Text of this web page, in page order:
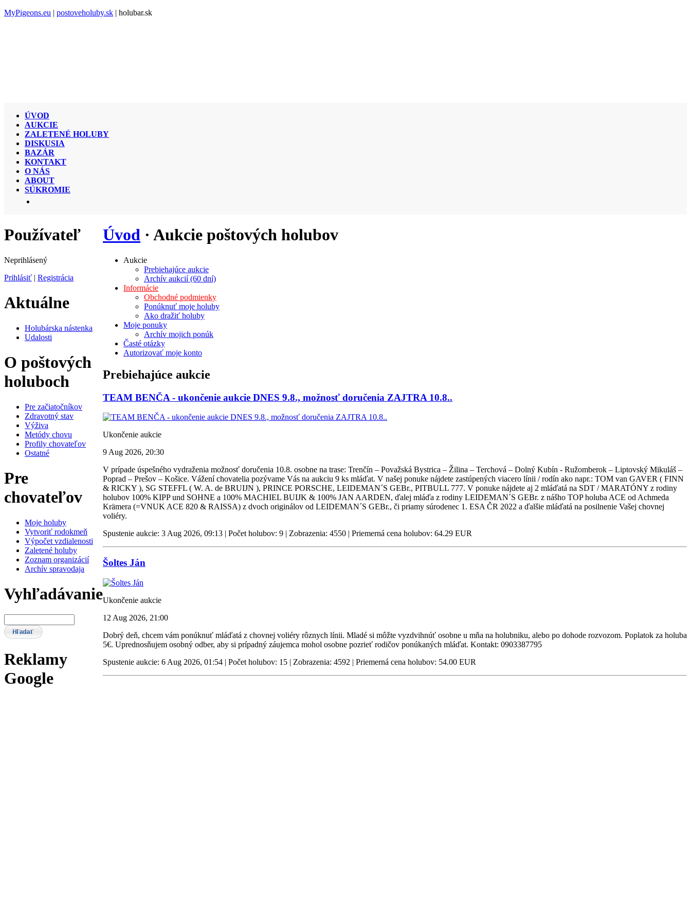
MyPigeons.eu | postoveholuby.sk | holubar.sk
ÚVOD
AUKCIE
ZALETENÉ HOLUBY
DISKUSIA
BAZÁR
KONTAKT
O NÁS
ABOUT
SÚKROMIE
Používateľ
Neprihlásený
Prihlásiť | Registrácia
Aktuálne
Holubárska nástenka
Udalosti
O poštových
holuboch
Pre začiatočníkov
Zdravotný stav
Výživa
Metódy chovu
Profily chovateľov
Ostatné
Pre
chovateľov
Moje holuby
Vytvoriť rodokmeň
Výpočet vzdialenosti
Zaletené holuby
Zoznam organizácií
Archív spravodaja
Vyhľadávanie
Reklamy
Google
Úvod · Aukcie poštových holubov
Aukcie
Prebiehajúce aukcie
Archív aukcií (60 dní)
Informácie
Obchodné podmienky
Ponúknuť moje holuby
Ako dražiť holuby
Moje ponuky
Archív mojich ponúk
Časté otázky
Autorizovať moje konto
Prebiehajúce aukcie
TEAM BENČA - ukončenie aukcie DNES 9.8., možnosť doručenia ZAJTRA 10.8..
Ukončenie aukcie
9 Aug 2026, 20:30
V prípade úspešného vydraženia možnosť doručenia 10.8. osobne na trase: Trenčín – Považská Bystrica – Žilina – Terchová – Dolný Kubín - Ružomberok – Liptovský Mikuláš –
Poprad – Prešov – Košice. Vážení chovatelia pozývame Vás na aukciu 9 ks mláďat. V našej ponuke nájdete zastúpených viacero línii / rodín ako napr.: TOM van GAVER ( FINN
& RICKY ), SG STEFFL ( W. A. de BRUIJN ), PRINCE PORSCHE, LEIDEMAN´S GEBr., PITBULL 777. V ponuke nájdete aj 2 mláďatá na SDT / MARATÓNY z rodiny
holubov 100% KIPP und SOHNE a 100% MACHIEL BUIJK & 100% JAN AARDEN, ďalej mláďa z rodiny LEIDEMAN´S GEBr. z nášho TOP holuba ACE od Achmeda
Krämera (=VNUK ACE 820 & RAISSA) z dvoch originálov od LEIDEMAN´S GEBr., či priamy súrodenec 1. ESA ČR 2022 a ďalšie mláďatá na posilnenie Vašej chovnej
voliéry.
Spustenie aukcie: 3 Aug 2026, 09:13 | Počet holubov: 9 | Zobrazenia: 4550 | Priemerná cena holubov: 64.29 EUR
Šoltes Ján
Ukončenie aukcie
12 Aug 2026, 21:00
Dobrý deň, chcem vám ponúknuť mláďatá z chovnej voliéry rôznych línii. Mladé si môžte vyzdvihnúť osobne u mňa na holubniku, alebo po dohode rozvozom. Poplatok za holuba
5€. Uprednosňujem osobný odber, aby si prípadný záujemca mohol osobne pozrieť rodičov ponúkaných mláďat. Kontakt: 0903387795
Spustenie aukcie: 6 Aug 2026, 01:54 | Počet holubov: 15 | Zobrazenia: 4592 | Priemerná cena holubov: 54.00 EUR